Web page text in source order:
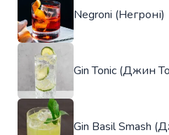
Negroni (Негроні)
Gin Tonic (Джин
Gin Basil Smash